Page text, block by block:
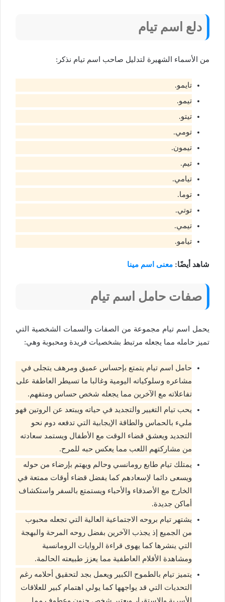
دلع اسم تيام
من الأسماء الشهيرة لتدليل صاحب اسم تيام نذكر:
تايمو.
تيمو.
تيتو.
تومي.
تيمون.
تيم.
تيامي.
توما.
توتي.
تيمي.
تيامو.
شاهد أيضًا: معنى اسم مينا
صفات حامل اسم تيام
يحمل اسم تيام مجموعة من الصفات والسمات الشخصية التي
تميز حامله مما يجعله مرتبط بشخصيات فريدة ومحبوبة وهي:
حامل اسم تيام يتمتع بإحساس عميق ومرهف يتجلى في
مشاعره وسلوكياته اليومية وغالبا ما تسيطر العاطفة على
تفاعلاته مع الآخرين مما يجعله شخص حساس ومتفهم.
يحب تيام التغيير والتجديد في حياته ويبتعد عن الروتين فهو
مليء بالحماس والطاقة الإيجابية التي تدفعه دوم نحو
التجديد ويعشق قضاء الوقت مع الأطفال ويستمد سعادته
من مشاركتهم اللعب مما يعكس حبه للمرح.
يمتلك تيام طابع رومانسي وحالم ويهتم بإرضاء من حوله
ويسعى دائما لإسعادهم كما يفضل قضاء أوقات ممتعة في
الخارج مع الأصدقاء والأحباء ويستمتع بالسفر واستكشاف
أماكن جديدة.
يشتهر تيام بروحه الاجتماعية العالية التي تجعله محبوب
من الجميع إذ يجذب الآخرين بفضل روحه المرحة والبهجة
التي ينشرها كما يهوى قراءة الروايات الرومانسية
ومشاهدة الأفلام العاطفية مما يعزز طبيعته الحالمة.
يتميز تيام بالطموح الكبير ويعمل بجد لتحقيق أحلامه رغم
التحديات التي قد يواجهها كما يولي اهتمام كبير للعلاقات
الأسرية والاستقرار ويعتبر شخص حنون وعطوف مما